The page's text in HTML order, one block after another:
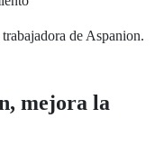
de Aspanion.
mejora la